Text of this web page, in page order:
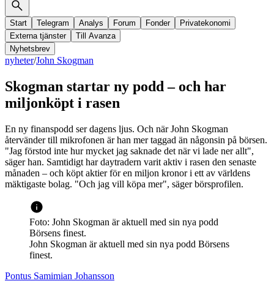
Start Telegram Analys Forum Fonder
Privatekonomi
Externa tjänster
Till Avanza
Nyhetsbrev
nyheter/John Skogman
Skogman startar ny podd – och har
miljonköpt i rasen
En ny finanspodd ser dagens ljus. Och när John Skogman
återvänder till mikrofonen är han mer taggad än någonsin på börsen.
"Jag förstod inte hur mycket jag saknade det när vi lade ner allt",
säger han. Samtidigt har daytradern varit aktiv i rasen den senaste
månaden – och köpt aktier för en miljon kronor i ett av världens
mäktigaste bolag. "Och jag vill köpa mer", säger börsprofilen.
Foto: John Skogman är aktuell med sin nya podd
Börsens finest.
John Skogman är aktuell med sin nya podd Börsens
finest.
Pontus Samimian Johansson